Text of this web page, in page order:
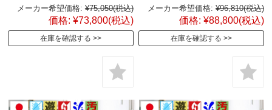
メーカー希望価格: ¥75,050(税込)
価格: ¥73,800(税込)
在庫を確認する
メーカー希望価格: ¥96,810(税込)
価格: ¥88,800(税込)
在庫を確認する